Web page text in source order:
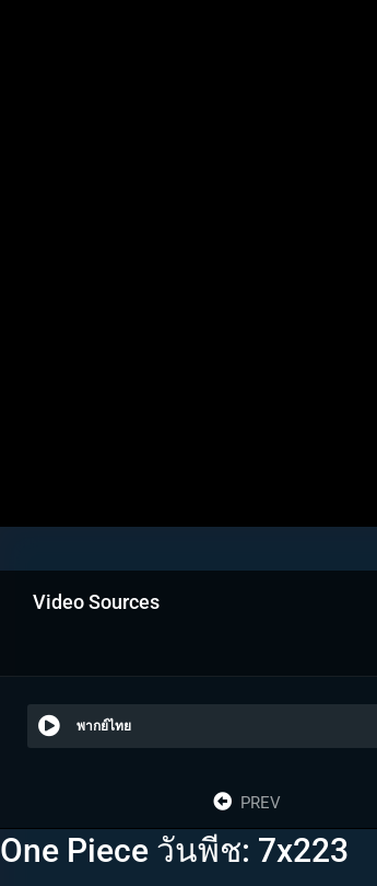
Video Sources
พากย์ไทย
PREV
One Piece วันพีช: 7x223